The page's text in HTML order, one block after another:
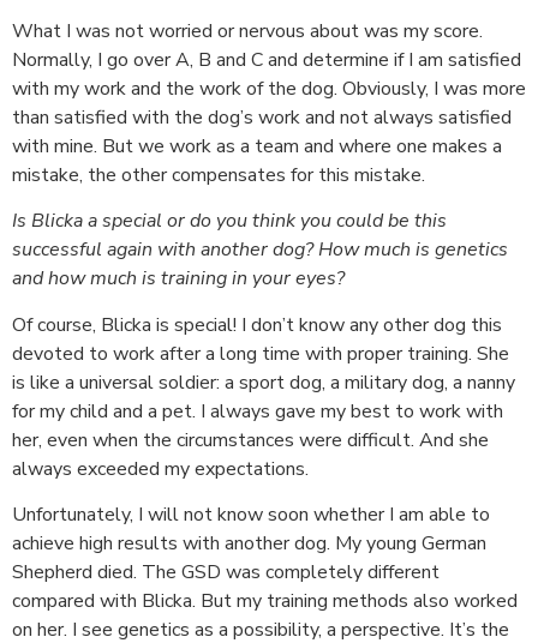
What I was not worried or nervous about was my score.
Normally, I go over A, B and C and determine if I am satisfied
with my work and the work of the dog. Obviously, I was more
than satisfied with the dog’s work and not always satisfied
with mine. But we work as a team and where one makes a
mistake, the other compensates for this mistake.
Is Blicka a special or do you think you could be this
successful again with another dog? How much is genetics
and how much is training in your eyes?
Of course, Blicka is special! I don’t know any other dog this
devoted to work after a long time with proper training. She
is like a universal soldier: a sport dog, a military dog, a nanny
for my child and a pet. I always gave my best to work with
her, even when the circumstances were difficult. And she
always exceeded my expectations.
Unfortunately, I will not know soon whether I am able to
achieve high results with another dog. My young German
Shepherd died. The GSD was completely different
compared with Blicka. But my training methods also worked
on her. I see genetics as a possibility, a perspective. It’s the